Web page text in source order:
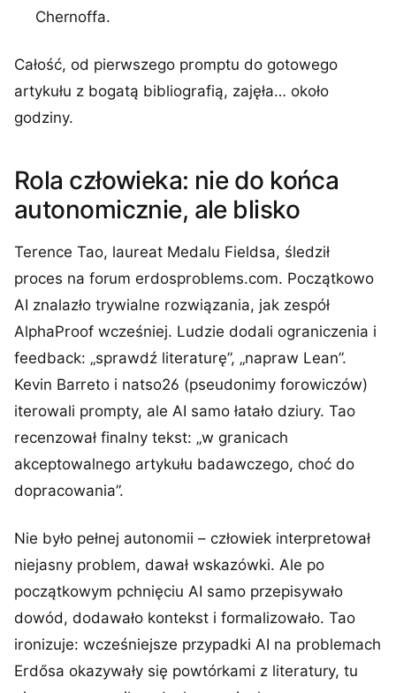
Chernoffa.
Całość, od pierwszego promptu do gotowego
artykułu z bogatą bibliografią, zajęła… około
godziny.
Rola człowieka: nie do końca
autonomicznie, ale blisko
Terence Tao, laureat Medalu Fieldsa, śledził
proces na forum erdosproblems.com. Początkowo
AI znalazło trywialne rozwiązania, jak zespół
AlphaProof wcześniej. Ludzie dodali ograniczenia i
feedback: „sprawdź literaturę”, „napraw Lean”.
Kevin Barreto i natso26 (pseudonimy forowiczów)
iterowali prompty, ale AI samo łatało dziury. Tao
recenzował finalny tekst: „w granicach
akceptowalnego artykułu badawczego, choć do
dopracowania”.
Nie było pełnej autonomii – człowiek interpretował
niejasny problem, dawał wskazówki. Ale po
początkowym pchnięciu AI samo przepisywało
dowód, dodawało kontekst i formalizowało. Tao
ironizuje: wcześniejsze przypadki AI na problemach
Erdősa okazywały się powtórkami z literatury, tu